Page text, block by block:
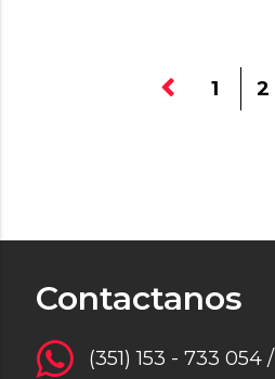
1 2
Contactanos
(351) 153 - 733 054